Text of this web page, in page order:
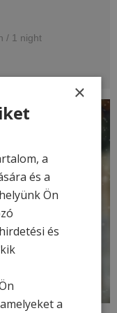
/ 1 night
×
a
és a
Ön
és
a